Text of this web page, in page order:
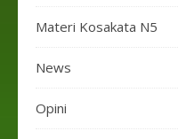
Materi Kosakata N5
News
Opini